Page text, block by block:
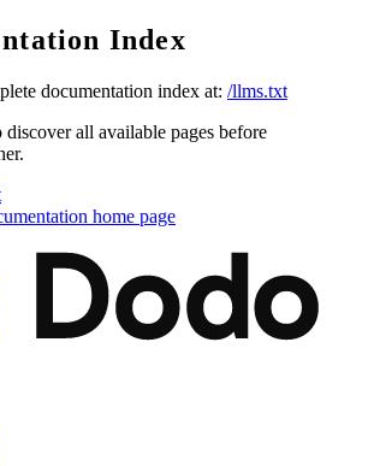
Index
documentation index at: /llms.txt
all available pages before
home page